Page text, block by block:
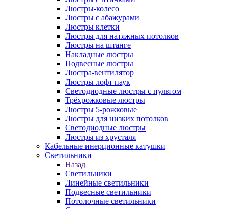
Люстры-колесо
Люстры с абажурами
Люстры клетки
Люстры для натяжных потолков
Люстры на штанге
Накладные люстры
Подвесные люстры
Люстра-вентилятор
Люстры лофт паук
Светодиодные люстры с пультом
Трёхрожковые люстры
Люстры 5-рожковые
Люстры для низких потолков
Cветодиодные люстры
Люстры из хрусталя
Кабельные инерционные катушки
Светильники
Назад
Светильники
Линейные светильники
Подвесные светильники
Потолочные светильники